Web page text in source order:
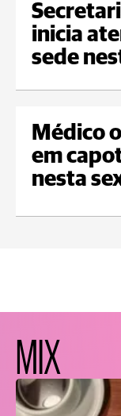
inicia
sede
Médico
em
nesta
MIX